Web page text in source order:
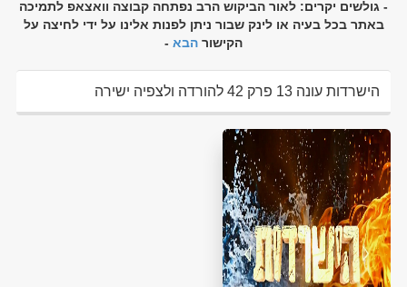
- גולשים יקרים: לאור הביקוש הרב נפתחה קבוצה וואצאפ לתמיכה
באתר בכל בעיה או לינק שבור ניתן לפנות אלינו על ידי לחיצה על
הקישור הבא -
הישרדות עונה 13 פרק 42 להורדה ולצפיה ישירה